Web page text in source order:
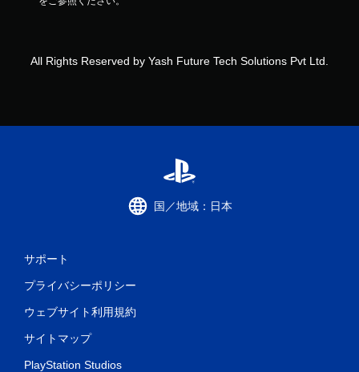
All Rights Reserved by Yash Future Tech Solutions Pvt Ltd.
国／地域：日本
サポート
プライバシーポリシー
ウェブサイト利用規約
サイトマップ
PlayStation Studios